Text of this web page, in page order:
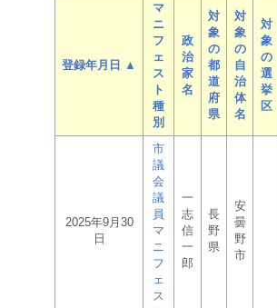
登録年月日 ▲
マ
ニ
フ
ェ
ス
ト
種
別
政
治
家
名
対
象
の
都
道
府
県
対
象
の
自
治
体
名
対
象
の
選
挙
区
2025年9月30
日
市
議
会
議
員
マ
ニ
フ
ェ
ス
一
志
信
一
郎
長
野
県
安
曇
野
市